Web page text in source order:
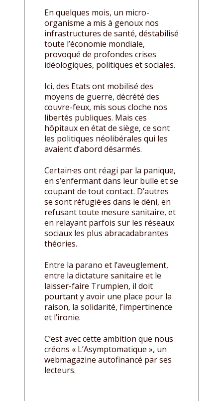
En quelques mois, un micro-
organisme a mis à genoux nos
infrastructures de santé, déstabilisé
toute l’économie mondiale,
provoqué de profondes crises
idéologiques, politiques et sociales.
Ici, des Etats ont mobilisé des
moyens de guerre, décrété des
couvre-feux, mis sous cloche nos
libertés publiques. Mais ces
hôpitaux en état de siège, ce sont
les politiques néolibérales qui les
avaient d’abord désarmés.
Certain·es ont réagi par la panique,
en s’enfermant dans leur bulle et se
coupant de tout contact. D’autres
se sont réfugié·es dans le déni, en
refusant toute mesure sanitaire, et
en relayant parfois sur les réseaux
sociaux les plus abracadabrantes
théories.
Entre la parano et l’aveuglement,
entre la dictature sanitaire et le
laisser-faire Trumpien, il doit
pourtant y avoir une place pour la
raison, la solidarité, l’impertinence
et l’ironie.
C’est avec cette ambition que nous
créons « L’Asymptomatique », un
webmagazine autofinancé par ses
lecteurs.